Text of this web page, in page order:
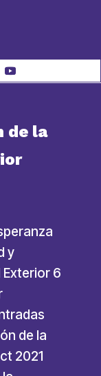
de la
y
6
de la
2021